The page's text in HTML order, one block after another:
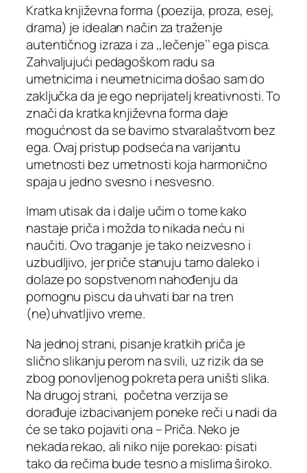
Kratka književna forma (poezija, proza, esej,
drama) je idealan način za traženje
autentičnog izraza i za ,,lečenje’’ ega pisca.
Zahvaljujući pedagoškom radu sa
umetnicima i neumetnicima došao sam do
zaključka da je ego neprijatelj kreativnosti. To
znači da kratka književna forma daje
mogućnost da se bavimo stvaralaštvom bez
ega. Ovaj pristup podseća na varijantu
umetnosti bez umetnosti koja harmonično
spaja u jedno svesno i nesvesno.
Imam utisak da i dalje učim o tome kako
nastaje priča i možda to nikada neću ni
naučiti. Ovo traganje je tako neizvesno i
uzbudljivo, jer priče stanuju tamo daleko i
dolaze po sopstvenom nahođenju da
pomognu piscu da uhvati bar na tren
(ne)uhvatljivo vreme.
Na jednoj strani, pisanje kratkih priča je
slično slikanju perom na svili, uz rizik da se
zbog ponovljenog pokreta pera uništi slika.
Na drugoj strani, početna verzija se
dorađuje izbacivanjem poneke reči u nadi da
će se tako pojaviti ona – Priča. Neko je
nekada rekao, ali niko nije porekao: pisati
tako da rečima bude tesno a mislima široko.